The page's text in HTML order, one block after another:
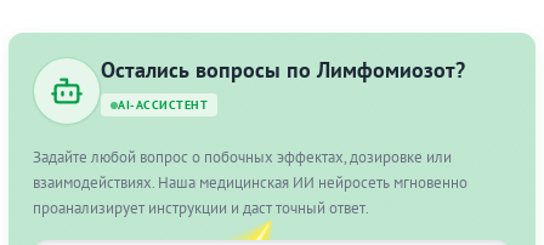
Остались вопросы по Лимфомиозот?
AI-АССИСТЕНТ
Задайте любой вопрос о побочных эффектах, дозировке или
взаимодействиях. Наша медицинская ИИ нейросеть мгновенно
проанализирует инструкции и даст точный ответ.